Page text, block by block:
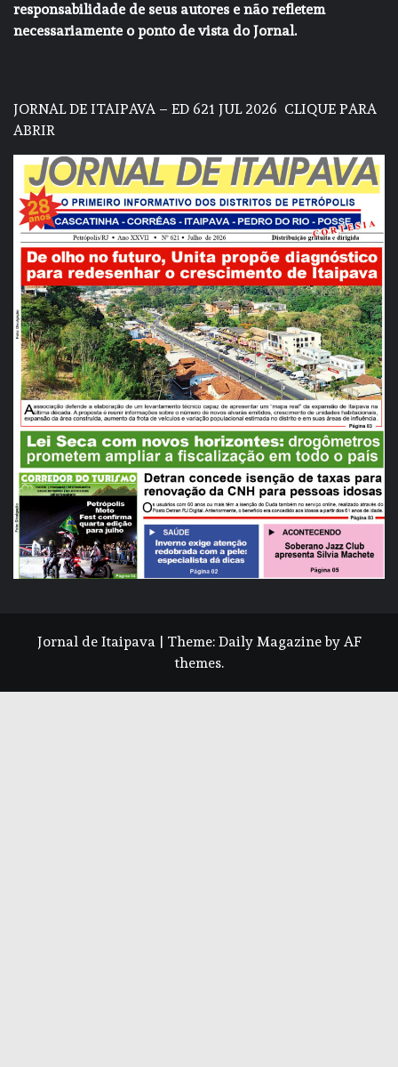
responsabilidade de seus autores e não refletem
necessariamente o ponto de vista do Jornal.
JORNAL DE ITAIPAVA – ED 621 JUL 2026 CLIQUE PARA
ABRIR
Jornal de Itaipava Theme: Daily Magazineby AF
themes.